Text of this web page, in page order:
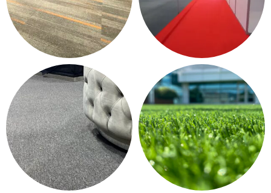
KARO HALI
249 products
HALIFLEKS & FUAR HALISI
13 products